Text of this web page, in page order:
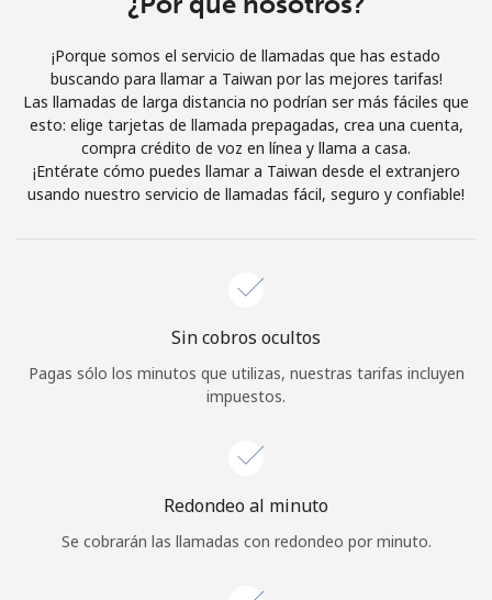
o
Continuar con
¡Porque somos el servicio de llamadas que has estado
buscando para llamar a Taiwan por las mejores tarifas!
Las llamadas de larga distancia no podrían ser más fáciles que
esto: elige tarjetas de llamada prepagadas, crea una cuenta,
compra crédito de voz en línea y llama a casa.
¡Entérate cómo puedes llamar a Taiwan desde el extranjero
usando nuestro servicio de llamadas fácil, seguro y confiable!
Sin cobros ocultos
Pagas sólo los minutos que utilizas, nuestras tarifas incluyen
impuestos.
Redondeo al minuto
Se cobrarán las llamadas con redondeo por minuto.